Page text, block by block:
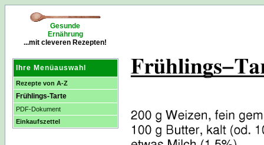
Gesunde
Ernährung
...mit cleveren Rezepten!
Ihre Menüauswahl
Rezepte von A-Z
Frühlings-Tarte
PDF-Dokument
Einkaufszettel